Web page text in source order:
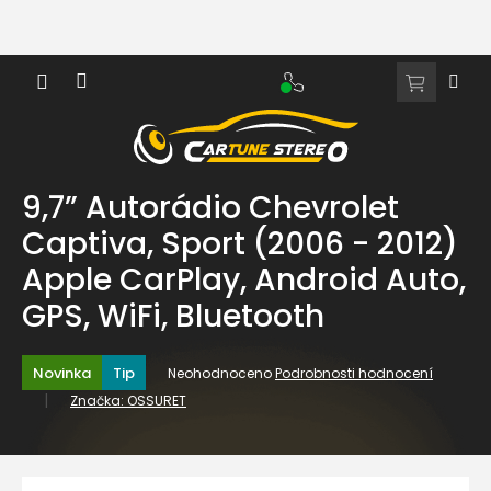
obsah
NÁKUPNÍ
9,7” Autorádio Chevrolet
Captiva, Sport (2006 - 2012)
Apple CarPlay, Android Auto,
GPS, WiFi, Bluetooth
Novinka Tip
Průměrné
hodnocení
produktu
0,0
NeohodnocenoPodrobnosti hodnocení
Značka: OSSURET